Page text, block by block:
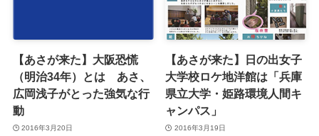
【あさが来た】大阪恐慌
（明治34年）とは あさ、
広岡浅子がとった強気な行
動
2016年3月20日
【あさが来た】日の出女子
大学校ロケ地洋館は「兵庫
県立大学・姫路環境人間キ
ャンパス」
2016年3月19日